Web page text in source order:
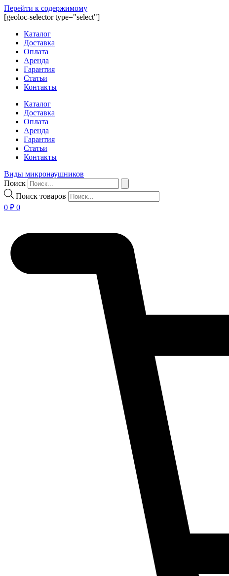
Перейти к содержимому
[geoloc-selector type="select"]
Каталог
Доставка
Оплата
Аренда
Гарантия
Статьи
Контакты
Каталог
Доставка
Оплата
Аренда
Гарантия
Статьи
Контакты
Виды микронаушников
Поиск
Поиск товаров
0 ₽ 0